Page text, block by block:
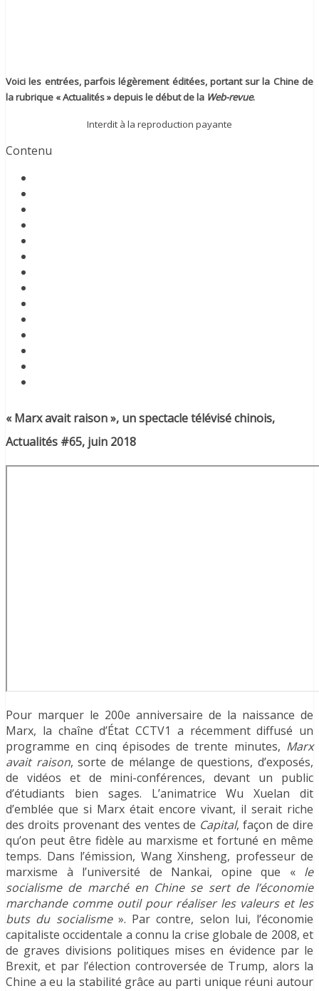
Voici les entrées, parfois légèrement éditées, portant sur la Chine de
la rubrique « Actualités » depuis le début de la Web-revue.
Interdit à la reproduction payante
Contenu
« Marx avait raison », un spectacle télévisé chinois,
Actualités #65, juin 2018
Pour marquer le 200e anniversaire de la naissance de
Marx, la chaîne d’État CCTV1 a récemment diffusé un
programme en cinq épisodes de trente minutes, Marx
avait raison, sorte de mélange de questions, d’exposés,
de vidéos et de mini-conférences, devant un public
d’étudiants bien sages. L’animatrice Wu Xuelan dit
d’emblée que si Marx était encore vivant, il serait riche
des droits provenant des ventes de Capital, façon de dire
qu’on peut être fidèle au marxisme et fortuné en même
temps. Dans l’émission, Wang Xinsheng, professeur de
marxisme à l’université de Nankai, opine que « le
socialisme de marché en Chine se sert de l’économie
marchande comme outil pour réaliser les valeurs et les
buts du socialisme ». Par contre, selon lui, l’économie
capitaliste occidentale a connu la crise globale de 2008, et
de graves divisions politiques mises en évidence par le
Brexit, et par l’élection controversée de Trump, alors la
Chine a eu la stabilité grâce au parti unique réuni autour